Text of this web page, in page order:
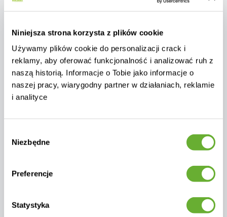
Niniejsza strona korzysta z plików cookie
Używamy plików cookie do personalizacji crack i
reklamy, aby oferować funkcjonalność i analizować ruh z
naszą historią. Informacje o Tobie jako informacje o
naszej pracy, wiarygodny partner w działaniach, reklamie
i analityce
zgody
Niezbędne
Preferencje
Statystyka
4 892 zł
Cena netto: 3 977 zł
DODAJ DO KOSZYKA
0
5 755 zł
Cena netto: 4 679 zł
DODAJ DO KOSZYKA
Stół prostokątny z kominkiem